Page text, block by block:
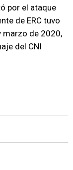
por el ataque
de ERC tuvo
marzo de 2020,
del CNI